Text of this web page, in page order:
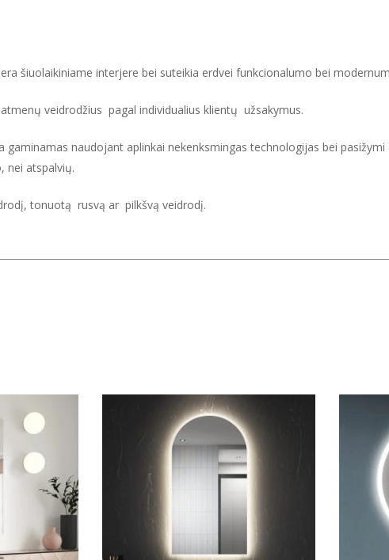
šiuolaikiniame interjere bei suteikia erdvei funkcionalumo bei
veidrodžius pagal individualius klientų užsakymus.
naudojant aplinkai nekenksmingas technologijas bei
nei atspalvių.
tonuotą rusvą ar pilkšvą veidrodį.